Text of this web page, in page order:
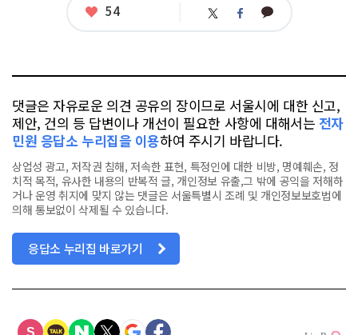
좋
54 트 페 카
댓글은 자유로운 의견 공유의 장이므로 서울시에 대한 신고,
제안, 건의 등 답변이나 개선이 필요한 사항에 대해서는 전자
민원 응답소 누리집을 이용하여 주시기 바랍니다.
상업성 광고, 저작권 침해, 저속한 표현, 특정인에 대한 비방, 명예훼손, 정
치적 목적, 유사한 내용의 반복적 글, 개인정보 유출,그 밖에 공익을 저해하
거나 운영 취지에 맞지 않는 댓글은 서울특별시 조례 및 개인정보보호법에
의해 통보없이 삭제될 수 있습니다.
응답소 누리집 바로가기